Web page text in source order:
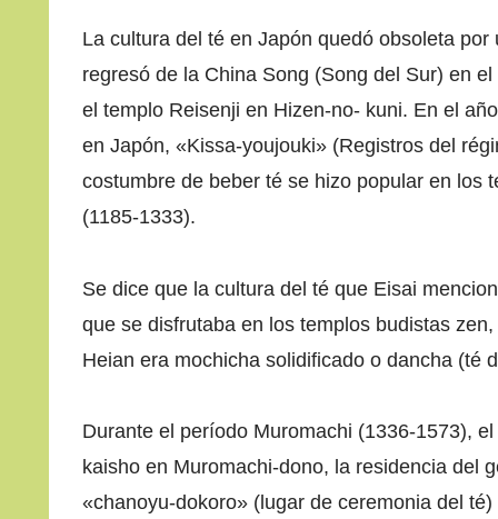
La cultura del té en Japón quedó obsoleta
regresó de la China Song (Song del Sur) en
el templo Reisenji en Hizen-no- kuni. En el
en Japón, «Kissa-youjouki» (Registros del
costumbre de beber té se hizo popular en los
(1185-1333).
Se dice que la cultura del té que Eisai
que se disfrutaba en los templos budistas
Heian era mochicha solidificado o dancha (té
Durante el período Muromachi (1336-1573),
kaisho en Muromachi-dono, la residencia del
«chanoyu-dokoro» (lugar de ceremonia del